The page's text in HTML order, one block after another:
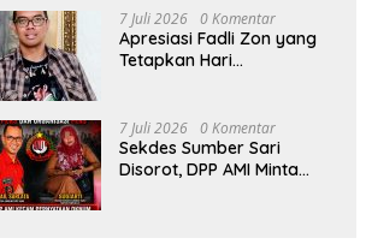
7 Juli 2026 0 Komentar
Apresiasi Fadli Zon yang
Tetapkan Hari
Hizkia: Pelaksanaan
Amanat Konstitusi
7 Juli 2026 0 Komentar
Sekdes Sumber Sari
Disorot, DPP AMI Minta